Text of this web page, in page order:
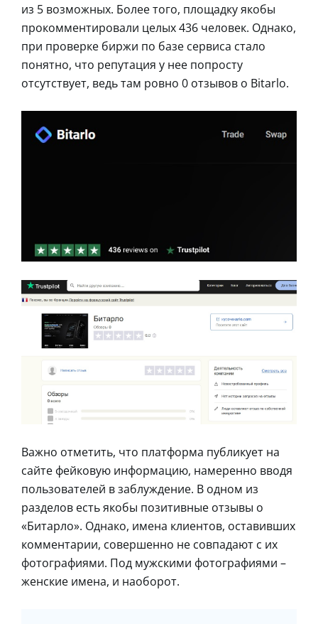
из 5 возможных. Более того, площадку якобы
прокомментировали целых 436 человек. Однако,
при проверке биржи по базе сервиса стало
понятно, что репутация у нее попросту
отсутствует, ведь там ровно 0 отзывов о Bitarlo.
Важно отметить, что платформа публикует на
сайте фейковую информацию, намеренно вводя
пользователей в заблуждение. В одном из
разделов есть якобы позитивные отзывы о
«Битарло». Однако, имена клиентов, оставивших
комментарии, совершенно не совпадают с их
фотографиями. Под мужскими фотографиями –
женские имена, и наоборот.